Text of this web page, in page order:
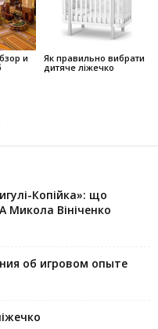
и
Як правильно вибрати
дитяче ліжечко
Копійка»: що
Микола Вініченко
об игровом опыте